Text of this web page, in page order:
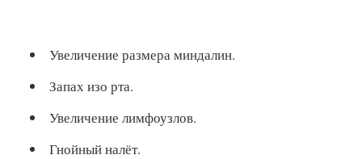
Увеличение размера миндалин.
Запах изо рта.
Увеличение лимфоузлов.
Гнойный налёт.